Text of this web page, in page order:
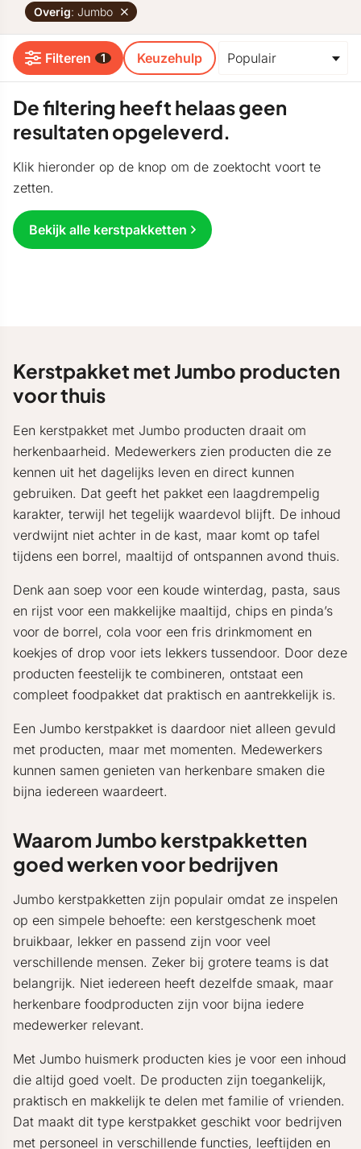
Overig: Jumbo
Filteren 1 Keuzehulp
De filtering heeft helaas geen
resultaten opgeleverd.
Klik hieronder op de knop om de zoektocht voort te
zetten.
Bekijk alle kerstpakketten
Kerstpakket met Jumbo producten
voor thuis
Een kerstpakket met Jumbo producten draait om
herkenbaarheid. Medewerkers zien producten die ze
kennen uit het dagelijks leven en direct kunnen
gebruiken. Dat geeft het pakket een laagdrempelig
karakter, terwijl het tegelijk waardevol blijft. De inhoud
verdwijnt niet achter in de kast, maar komt op tafel
tijdens een borrel, maaltijd of ontspannen avond thuis.
Denk aan soep voor een koude winterdag, pasta, saus
en rijst voor een makkelijke maaltijd, chips en pinda’s
voor de borrel, cola voor een fris drinkmoment en
koekjes of drop voor iets lekkers tussendoor. Door deze
producten feestelijk te combineren, ontstaat een
compleet foodpakket dat praktisch en aantrekkelijk is.
Een Jumbo kerstpakket is daardoor niet alleen gevuld
met producten, maar met momenten. Medewerkers
kunnen samen genieten van herkenbare smaken die
bijna iedereen waardeert.
Waarom Jumbo kerstpakketten
goed werken voor bedrijven
Jumbo kerstpakketten zijn populair omdat ze inspelen
op een simpele behoefte: een kerstgeschenk moet
bruikbaar, lekker en passend zijn voor veel
verschillende mensen. Zeker bij grotere teams is dat
belangrijk. Niet iedereen heeft dezelfde smaak, maar
herkenbare foodproducten zijn voor bijna iedere
medewerker relevant.
Met Jumbo huismerk producten kies je voor een inhoud
die altijd goed voelt. De producten zijn toegankelijk,
praktisch en makkelijk te delen met familie of vrienden.
Dat maakt dit type kerstpakket geschikt voor bedrijven
met personeel in verschillende functies, leeftijden en